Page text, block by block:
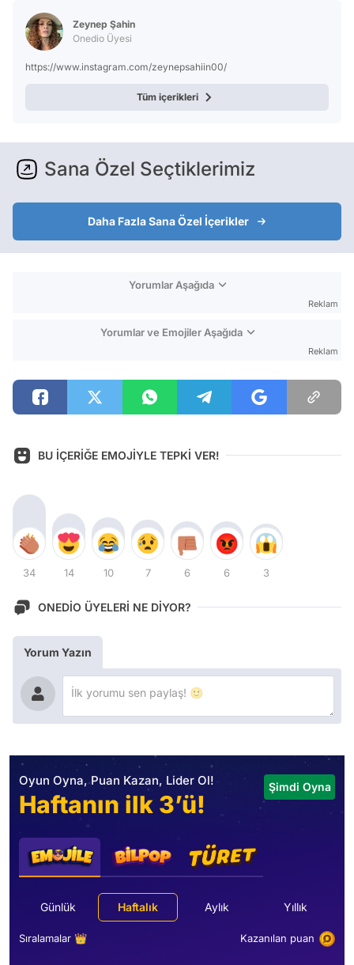
Zeynep Şahin
Onedio Üyesi
https://www.instagram.com/zeynepsahiin00/
Tüm içerikleri
Sana Özel Seçtiklerimiz
Daha Fazla Sana Özel İçerikler
Yorumlar Aşağıda
Reklam
Yorumlar ve Emojiler Aşağıda
Reklam
BU İÇERİĞE EMOJİYLE TEPKİ VER!
34 14 10 7 6 6 3
ONEDİO ÜYELERİ NE DİYOR?
Yorum Yazın
Oyun Oyna, Puan Kazan, Lider Ol!
Haftanın ilk 3’ü!
Şimdi Oyna
Günlük Haftalık Aylık Yıllık
Sıralamalar 👑 Kazanılan puan